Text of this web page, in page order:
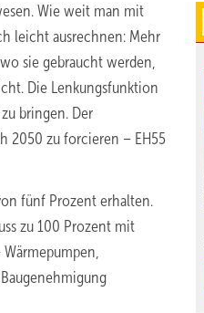
Wie weit man mit
leicht ausrechnen: Mehr
sie gebraucht werden,
Die Lenkungsfunktion
bringen. Der
2050 zu forcieren – EH55
fünf Prozent erhalten.
zu 100 Prozent mit